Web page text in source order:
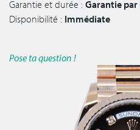
Garantie et durée : Garantie par
Disponibilité : Immédiate
Pose ta question !